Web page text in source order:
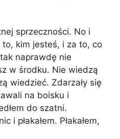
sprzeczności. No i
kim jesteś, i za to, co
naprawdę nie
w środku. Nie wiedzą
wiedzieć. Zdarzały się
na boisku i
do szatni.
i płakałem. Płakałem,